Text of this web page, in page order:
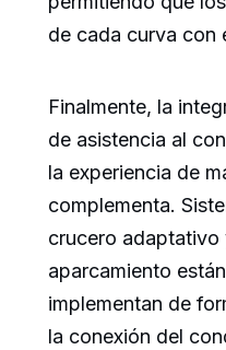
de cada curva con
Finalmente, la
de asistencia al
la experiencia de
complementa.
crucero adaptativo
aparcamiento
implementan de
la conexión del